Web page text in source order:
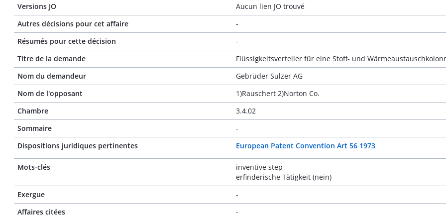
Versions JO
Aucun lien JO trouvé
Autres décisions pour cet affaire
-
Résumés pour cette décision
-
Titre de la demande
Flüssigkeitsverteiler für eine Stoff- und
Nom du demandeur
Gebrüder Sulzer AG
Nom de l'opposant
1)Rauschert 2)Norton Co.
Chambre
3.4.02
Sommaire
-
Dispositions juridiques pertinentes
European Patent Convention Art 56 1973
Mots-clés
inventive step
erfinderische Tätigkeit (nein)
Exergue
-
Affaires citées
-